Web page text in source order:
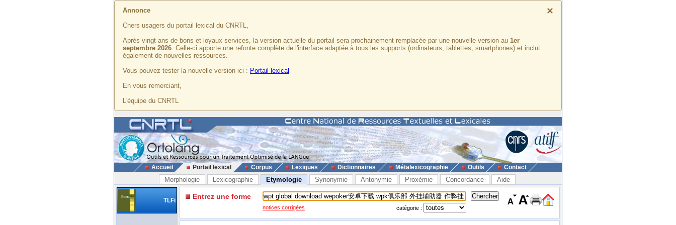
×
Annonce
Chers usagers du portail lexical du CNRTL,
Après vingt ans de bons et loyaux services, la version actuelle du portail sera prochainement remplacée par une nouvelle version au 1er
septembre 2026. Celle-ci apporte une refonte complète de l'interface adaptée à tous les supports (ordinateurs, tablettes, smartphones) et inclut
également de nouvelles ressources.
Vous pouvez tester la nouvelle version ici : Portail lexical
En vous remerciant,
L'équipe du CNRTL
Accueil Portail lexical Corpus Lexiques Dictionnaires Métalexicographie Outils Contact
Morphologie Lexicographie Etymologie Synonymie Antonymie Proxémie Concordance Aide
TLFi Entrez une forme
notices corrigées catégorie :